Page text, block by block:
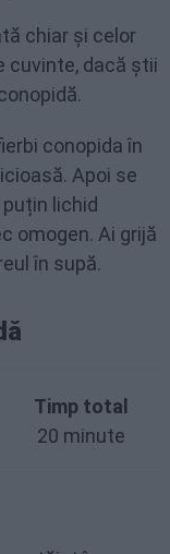
chiar și celor
cuvinte, dacă știi
conopida în
Apoi se
lichid
omogen. Ai grijă
în supă.
Timp total
20 minute